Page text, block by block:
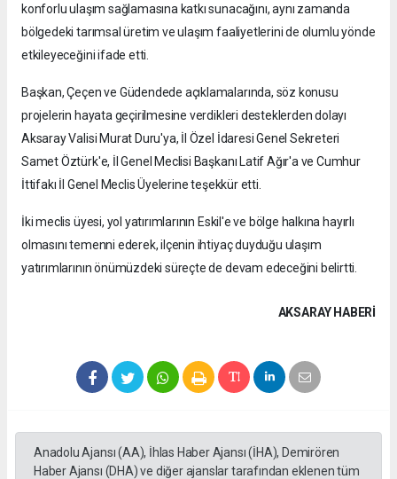
konforlu ulaşım sağlamasına katkı sunacağını, aynı zamanda
bölgedeki tarımsal üretim ve ulaşım faaliyetlerini de olumlu yönde
etkileyeceğini ifade etti.
Başkan, Çeçen ve Güdendede açıklamalarında, söz konusu
projelerin hayata geçirilmesine verdikleri desteklerden dolayı
Aksaray Valisi Murat Duru'ya, İl Özel İdaresi Genel Sekreteri
Samet Öztürk'e, İl Genel Meclisi Başkanı Latif Ağır'a ve Cumhur
İttifakı İl Genel Meclis Üyelerine teşekkür etti.
İki meclis üyesi, yol yatırımlarının Eskil'e ve bölge halkına hayırlı
olmasını temenni ederek, ilçenin ihtiyaç duyduğu ulaşım
yatırımlarının önümüzdeki süreçte de devam edeceğini belirtti.
AKSARAY HABERİ
Anadolu Ajansı (AA), İhlas Haber Ajansı (İHA), Demirören
Haber Ajansı (DHA) ve diğer ajanslar tarafından eklenen tüm